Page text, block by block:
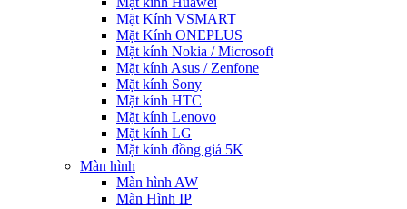
Mặt Kính VSMART
Mặt Kính ONEPLUS
Mặt kính Nokia / Microsoft
Mặt kính Asus / Zenfone
Mặt kính Sony
Mặt kính HTC
Mặt kính Lenovo
Mặt kính LG
Mặt kính đồng giá 5K
Màn hình
Màn hình AW
Màn Hình IP